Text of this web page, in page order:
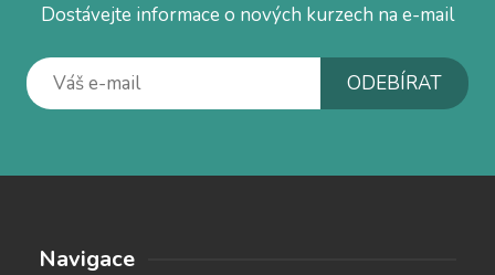
Dostávejte informace o nových kurzech na e-mail
Navigace